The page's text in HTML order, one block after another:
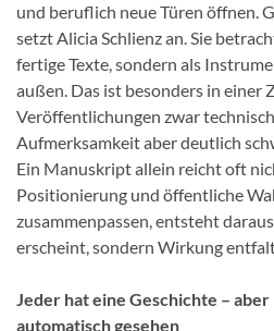
und beruflich neue Türen öffnen.
setzt Alicia Schlienz an. Sie
fertige Texte, sondern als
außen. Das ist besonders in einer
Veröffentlichungen zwar
Aufmerksamkeit aber deutlich
Ein Manuskript allein reicht oft
Positionierung und öffentliche
zusammenpassen, entsteht
erscheint, sondern Wirkung
Jeder hat eine Geschichte –
automatisch gesehen